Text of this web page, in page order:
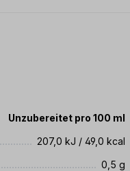
Unzubereitet pro 100 ml
207,0 kJ / 49,0 kcal
0,5 g